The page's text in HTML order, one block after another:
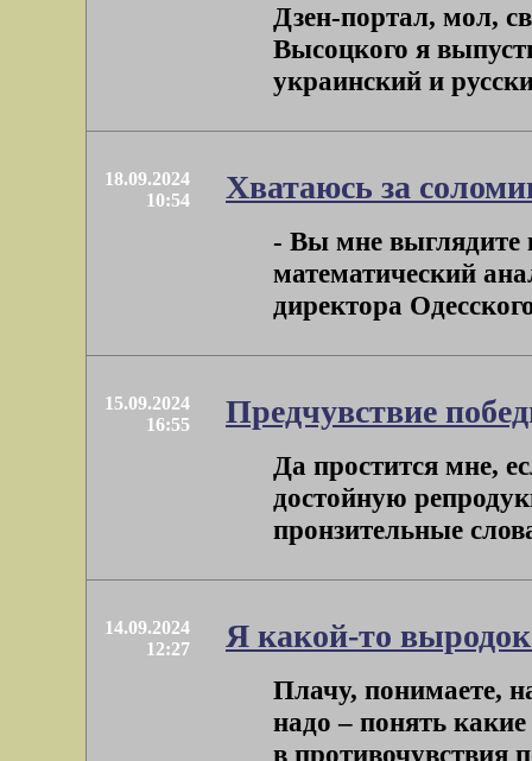
Дзен-портал, мол,
Высоцкого я
украинский и
18.09.2024
10:54
Хватаюсь за
- Вы мне выглядите
математический
директора
15.09.2024
16:55
Предчувствие
Да простится мне,
достойную
пронзительные
14.09.2024
12:27
Я какой-то
Плачу, понимаете,
надо – понять
в противочувствия